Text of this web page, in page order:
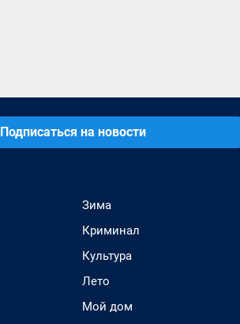
Подписаться на новости
Зима
Криминал
Культура
Лето
Мой дом